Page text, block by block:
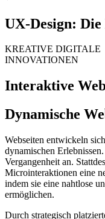
UX-Design: Die
KREATIVE DIGITALE
INNOVATIONEN
Interaktive
Dynamische
Webseiten entwickeln
dynamischen
Vergangenheit an.
Microinteraktionen eine
indem sie eine nahtlose
ermöglichen.
Durch strategisch